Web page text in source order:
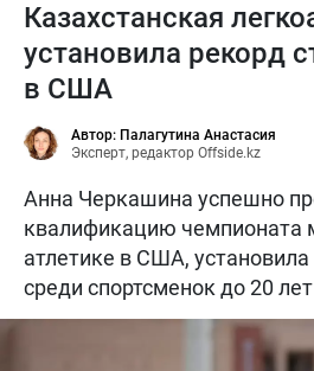
Казахстанская
установила рекорд
в США
Автор: Палагутина Анастасия
Эксперт, редактор Offside.kz
Анна Черкашина успешно
квалификацию чемпионата
атлетике в США,
среди спортсменок до 20